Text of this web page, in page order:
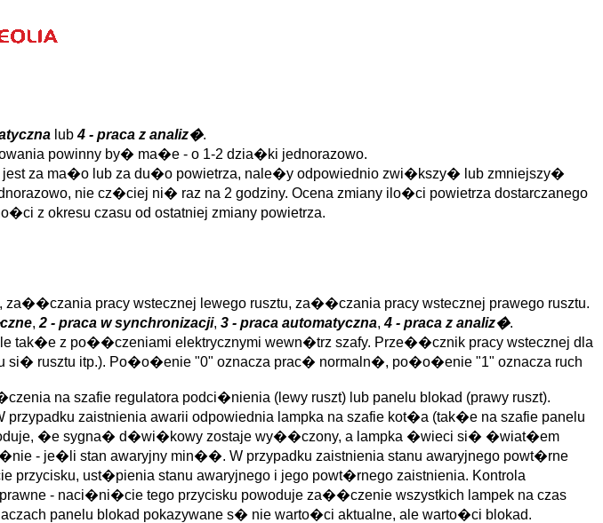
lub4 - praca z analiz�.
powinny by� ma�e - o 1-2 dzia�ki jednorazowo.
za ma�o lub za du�o powietrza, nale�y odpowiednio zwi�kszy� lub zmniejszy�
nie cz�ciej ni� raz na 2 godziny. Ocena zmiany ilo�ci powietrza dostarczanego
z okresu czasu od ostatniej zmiany powietrza.
pracy wstecznej lewego rusztu, za��czania pracy wstecznej prawego rusztu.
, 2 - praca w synchronizacji, 3 - praca automatyczna,4 - praca z analiz�.
tak�e z po��czeniami elektrycznymi wewn�trz szafy. Prze��cznik pracy wstecznej dla
rusztu itp.). Po�o�enie "0" oznacza prac� normaln�, po�o�enie "1" oznacza ruch
na szafie regulatora podci�nienia (lewy ruszt) lub panelu blokad (prawy ruszt).
zaistnienia awarii odpowiednia lampka na szafie kot�a (tak�e na szafie panelu
�e sygna� d�wi�kowy zostaje wy��czony, a lampka �wieci si� �wiat�em
- je�li stan awaryjny min��. W przypadku zaistnienia stanu awaryjnego powt�rne
ust�pienia stanu awaryjnego i jego powt�rnego zaistnienia. Kontrola
- naci�ni�cie tego przycisku powoduje za��czenie wszystkich lampek na czas
panelu blokad pokazywane s� nie warto�ci aktualne, ale warto�ci blokad.